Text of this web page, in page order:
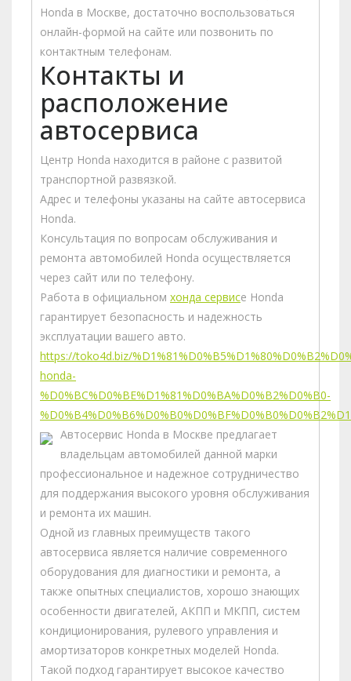
Honda в Москве, достаточно воспользоваться
онлайн-формой на сайте или позвонить по
контактным телефонам.
Контакты и
расположение
автосервиса
Центр Honda находится в районе с развитой
транспортной развязкой.
Адрес и телефоны указаны на сайте автосервиса
Honda.
Консультация по вопросам обслуживания и
ремонта автомобилей Honda осуществляется
через сайт или по телефону.
Работа в официальном хонда сервисе Honda
гарантирует безопасность и надежность
эксплуатации вашего авто.
https://toko4d.biz/
honda-
%D0%BC%D0%BE%D1%81%D0%BA%D0%B2%D0%B0-
Автосервис Honda в Москве предлагает
владельцам автомобилей данной марки
профессиональное и надежное сотрудничество
для поддержания высокого уровня обслуживания
и ремонта их машин.
Одной из главных преимуществ такого
автосервиса является наличие современного
оборудования для диагностики и ремонта, а
также опытных специалистов, хорошо знающих
особенности двигателей, АКПП и МКПП, систем
кондиционирования, рулевого управления и
амортизаторов конкретных моделей Honda.
Такой подход гарантирует высокое качество